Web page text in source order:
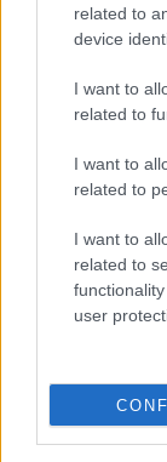
related to
device
I want to
related to
I want to
related to
I want to
related to
user
Szólj hozzá!
A